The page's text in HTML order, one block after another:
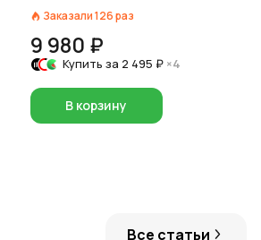
Заказали126раз
9 980 ₽
Купить за 2 495 ₽ ×4
В корзину
Все статьи